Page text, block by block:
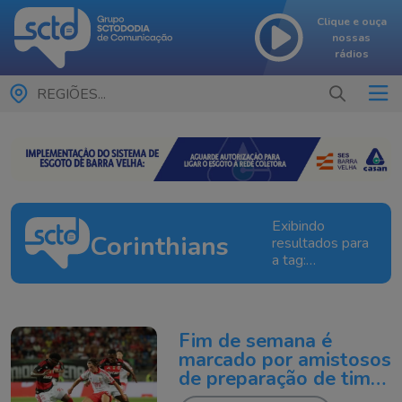
Clique e ouça
nossas
rádios
REGIÕES...
Corinthians
Exibindo
resultados para
a tag:
Fim de semana é
marcado por amistosos
de preparação de times